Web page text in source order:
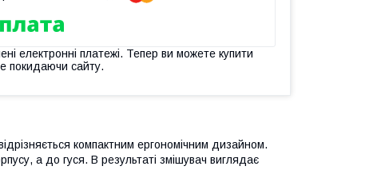
електронні платежі. Тепер ви можете купити
покидаючи сайту.
компактним ергономічним дизайном.
а до гуся. В результаті змішувач виглядає